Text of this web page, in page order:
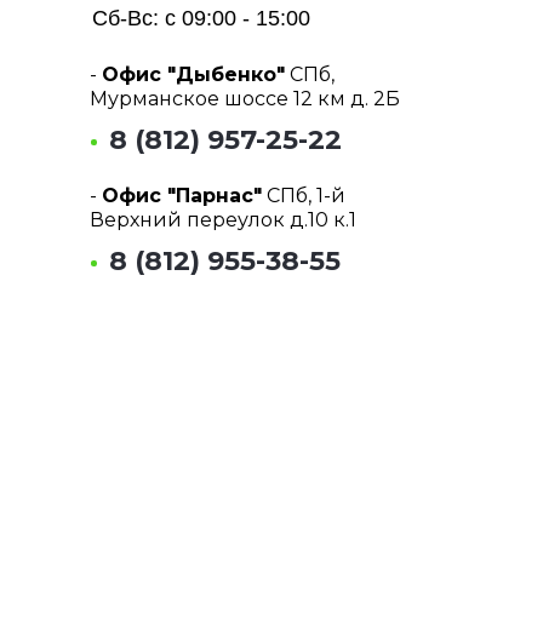
Сб-Вс: с 09:00 - 15:00
- Офис "Парнас" СПб, 1-й
Верхний переулок д.10 к.1
- Офис "Дыбенко" СПб,
Мурманское шоссе 12 км д. 2Б
8 (812) 957-25-22
8 (812) 955-38-55